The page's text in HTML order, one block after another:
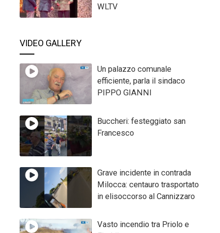
WLTV
VIDEO GALLERY
Un palazzo comunale
efficiente, parla il sindaco
PIPPO GIANNI
Buccheri: festeggiato san
Francesco
Grave incidente in contrada
Milocca: centauro trasportato
in elisoccorso al Cannizzaro
Vasto incendio tra Priolo e